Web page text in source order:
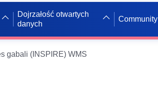
Dojrzałość otwartych
danych
Community
gabali (INSPIRE) WMS